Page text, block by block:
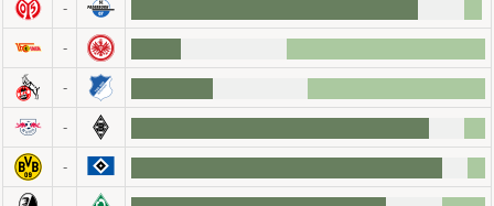
-
-
-
-
-